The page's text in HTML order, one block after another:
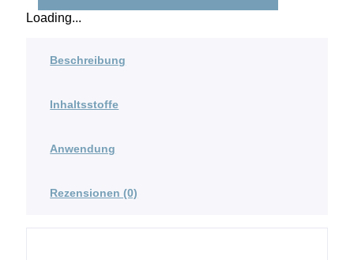
Loading...
Beschreibung
Inhaltsstoffe
Anwendung
Rezensionen (0)